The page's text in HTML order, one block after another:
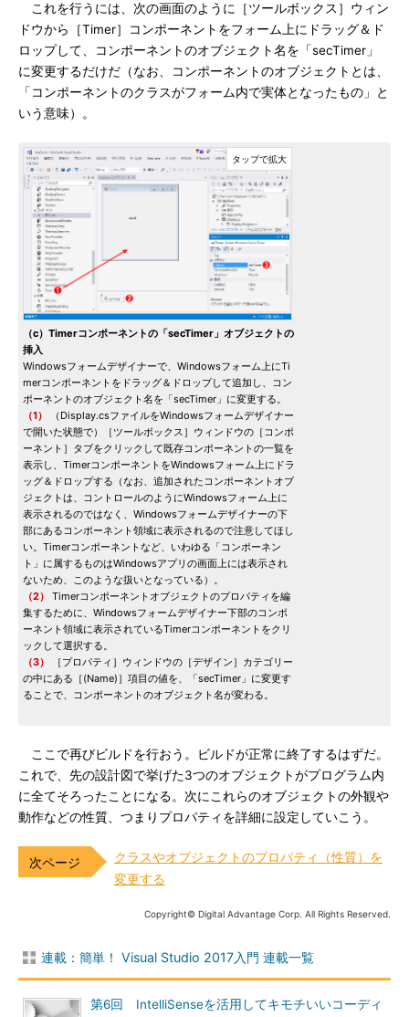
これを行うには、次の画面のように［ツールボックス］ウィン
ドウから［Timer］コンポーネントをフォーム上にドラッグ＆ド
ロップして、コンポーネントのオブジェクト名を「secTimer」
に変更するだけだ（なお、コンポーネントのオブジェクトとは、
「コンポーネントのクラスがフォーム内で実体となったもの」と
いう意味）。
（c）Timerコンポーネントの「secTimer」オブジェクトの
挿入
Windowsフォームデザイナーで、Windowsフォーム上にTi
merコンポーネントをドラッグ＆ドロップして追加し、コン
ポーネントのオブジェクト名を「secTimer」に変更する。
（1）
（Display.csファイルをWindowsフォームデザイナー
で開いた状態で）［ツールボックス］ウィンドウの［コンポ
ーネント］タブをクリックして既存コンポーネントの一覧を
表示し、TimerコンポーネントをWindowsフォーム上にドラ
ッグ＆ドロップする（なお、追加されたコンポーネントオブ
ジェクトは、コントロールのようにWindowsフォーム上に
表示されるのではなく、Windowsフォームデザイナーの下
部にあるコンポーネント領域に表示されるので注意してほし
い。Timerコンポーネントなど、いわゆる「コンポーネン
ト」に属するものはWindowsアプリの画面上には表示され
ないため、このような扱いとなっている）。
（2）
Timerコンポーネントオブジェクトのプロパティを編
集するために、Windowsフォームデザイナー下部のコンポ
ーネント領域に表示されているTimerコンポーネントをクリ
ックして選択する。
（3）
［プロパティ］ウィンドウの［デザイン］カテゴリー
の中にある［(Name)］項目の値を、「secTimer」に変更す
ることで、コンポーネントのオブジェクト名が変わる。
ここで再びビルドを行おう。ビルドが正常に終了するはずだ。
これで、先の設計図で挙げた3つのオブジェクトがプログラム内
に全てそろったことになる。次にこれらのオブジェクトの外観や
動作などの性質、つまりプロパティを詳細に設定していこう。
クラスやオブジェクトのプロパティ（性質）を
変更する
Copyright© Digital Advantage Corp. All Rights Reserved.
連載：簡単！ Visual Studio 2017入門 連載一覧
第6回 IntelliSenseを活用してキモチいいコーディ